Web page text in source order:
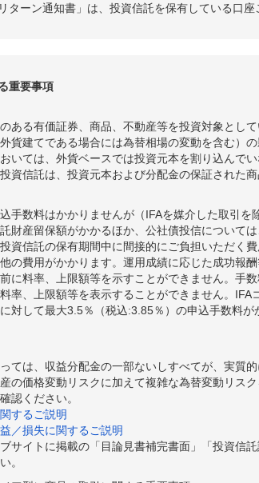
ターン通知書」は、投資信託を保有している口座
重要事項
ある有価証券、商品、不動産等を投資対象とし
貨建てである場合には為替相場の変動を含む）
いては、外貨ベースでは投資元本を割り込んで
資信託は、投資元本および分配金の保証された商
手数料はかかりませんが（IFAを媒介した取引
財産留保額がかかるほか、公社債投信について
資信託の保有期間中に間接的にご負担いただく
の費用がかかります。運用成績に応じた成功報
に料率、上限額等を示すことができません。手
率、上限額等を表示することができません。
対して最大3.5％（税込:3.85％）の申込手数料
ては、収益分配金の一部ないしすべてが、実質
の価格変動リスクに加えて複雑な為替変動リス
認ください。
するご説明
／損失に関するご説明
サイトに掲載の「目論見書補完書面」「投資信
。